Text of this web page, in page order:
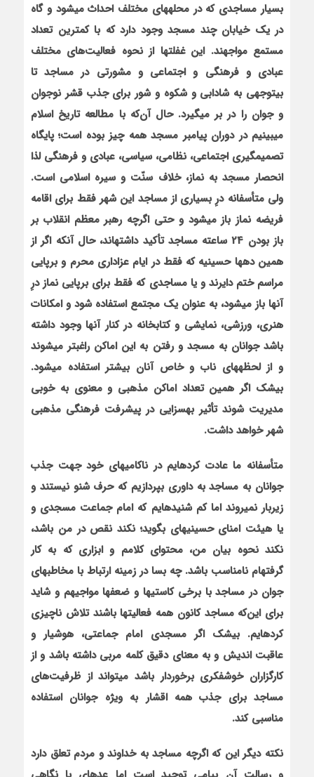
بسیار مساجدی که در محله‏های مختلف احداث می‏شود و گاه
در یک خیابان چند مسجد وجود دارد که با کمترین تعداد
مستمع مواجهند. این غفلت‏ها از نحوه فعالیتهای مختلف
عبادی و فرهنگی و اجتماعی و مشورتی در مساجد تا
بی‏توجهی به شادابی و شکوه و شور برای جذب قشر نوجوان
و جوان را در بر می‏گیرد. حال آن‌که با مطالعه تاریخ اسلام
می‏بینیم در دوران پیامبر مسجد همه چیز بوده است؛ پایگاه
تصمیم‏گیری اجتماعی، نظامی، سیاسی، عبادی و فرهنگی لذا
انحصار مسجد به نماز، خلاف سنّت و سیره اسلامی است.
ولی متأسفانه درِ بسیاری از مساجد این شهر فقط برای اقامه
فریضه نماز باز می‏شود و حتی اگرچه رهبر معظم انقلاب بر
باز بودن 24 ساعته مساجد تأکید داشته‏اند، حال آن‏که اگر از
همین ده‏ها حسینیه که فقط در ایام عزاداری محرم و برپایی
مراسم ختم دایرند و یا مساجدی که فقط برای برپایی نماز درِ
آنها باز می‏شود، به عنوان یک مجتمع استفاده شود و امکانات
هنری، ورزشی، نمایشی و کتابخانه در کنار آنها وجود داشته
باشد جوانان به مسجد و رفتن به این اماکن راغب‏تر می‏شوند
و از لحظه‏های ناب و خاص آنان بیشتر استفاده می‏شود.
بی‏شک اگر همین تعداد اماکن مذهبی و معنوی به خوبی
مدیریت شوند تأثیر به‏سزایی در پیشرفت فرهنگی مذهبی
شهر خواهد داشت.
متأسفانه ما عادت کرده‏ایم در ناکامی‏های خود جهت جذب
جوانان به مساجد به داوری بپردازیم که حرف شنو نیستند و
زیربار نمی‏روند اما کم شنیده‏ایم که امام جماعت مسجدی و
یا هیئت امنای حسینیه‏ای بگوید؛ نکند نقص در من باشد،
نکند نحوه بیان من، محتوای کلامم و ابزاری که به کار
گرفته‏ام نامناسب باشد. چه بسا در زمینه ارتباط با مخاطب‏های
جوان در مساجد با برخی کاستی‏ها و ضعف‏ها مواجیهم و شاید
برای این‌که مساجد کانون همه فعالیت‏ها باشند تلاش ناچیزی
کرده‏ایم. بی‏شک اگر مسجدی امام جماعتی، هوشیار و
عاقبت اندیش و به معنای دقیق کلمه مربی داشته باشد و از
کارگزاران خوش‏فکری برخوردار باشد می‏تواند از ظرفیتهای
مساجد برای جذب همه اقشار به ویژه جوانان استفاده
مناسبی کند.
نکته دیگر این که اگرچه مساجد به خداوند و مردم تعلق دارد